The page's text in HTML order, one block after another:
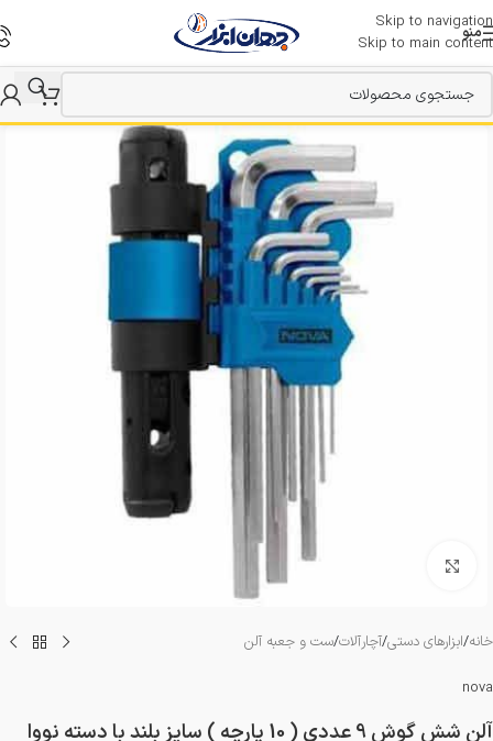
Skip to navigation
Skip to main content
منو
خانه/ابزارهای دستی/آچارآلات/ست و جعبه آلن
nova
آلن شش گوش 9 عددی ( 10 پارچه ) سایز بلند با دسته نووا